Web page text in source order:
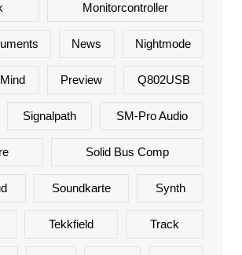
Monitorcontroller
News Nightmode
Preview Q802USB
Signalpath SM-Pro Audio
Solid Bus Comp
Soundkarte Synth
Tekkfield Track